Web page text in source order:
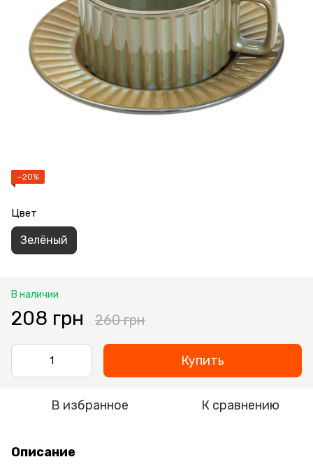
−20%
Цвет
Зелёный
В наличии
208 грн 260 грн
Купить
В избранное К сравнению
Описание